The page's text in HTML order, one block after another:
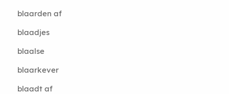
blaarden af
blaadjes
blaalse
blaarkever
blaadt af